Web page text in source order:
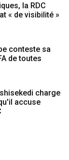
la RDC
« de visibilité »
conteste sa
de toutes
charge
accuse